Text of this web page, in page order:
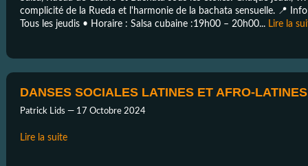
complicité de la Rueda et l'harmonie de la bachata sensuelle. 📍
Tous les jeudis • Horaire : Salsa cubaine :19h00 – 20h00... Lire la
DANSES SOCIALES LATINES ET AFRO-
Patrick Lids — 17 Octobre 2024
Lire la suite